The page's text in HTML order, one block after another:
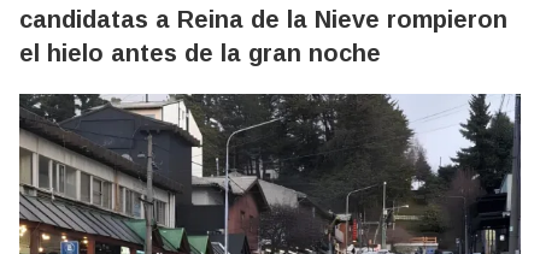
candidatas a Reina de la Nieve rompieron
el hielo antes de la gran noche